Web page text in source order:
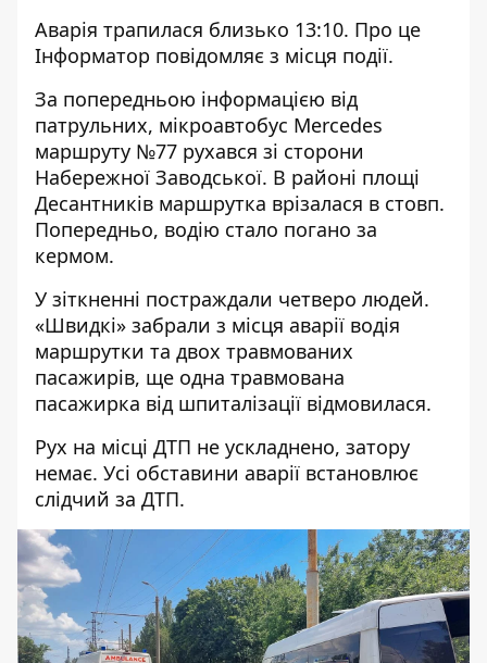
Аварія трапилася близько 13:10. Про це
Інформатор повідомляє з місця події.
За попередньою інформацією від
патрульних, мікроавтобус Mercedes
маршруту №77 рухався зі сторони
Набережної Заводської. В районі площі
Десантників маршрутка врізалася в стовп.
Попередньо, водію стало погано за
кермом.
У зіткненні постраждали четверо людей.
«Швидкі» забрали з місця аварії водія
маршрутки та двох травмованих
пасажирів, ще одна травмована
пасажирка від шпиталізації відмовилася.
Рух на місці ДТП не ускладнено, затору
немає. Усі обставини аварії встановлює
слідчий за ДТП.